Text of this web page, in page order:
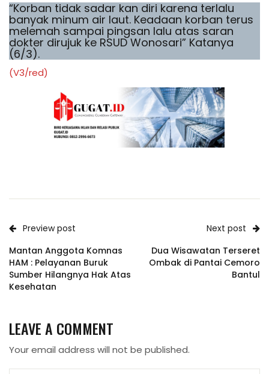
“Korban tidak sadar kan diri karena terlalu
banyak minum air laut. Keadaan korban terus
melemah sampai pingsan lalu atas saran
dokter dirujuk ke RSUD Wonosari” Katanya
(6/3).
(V3/red)
Preview post
Mantan Anggota Komnas
HAM : Pelayanan Buruk
Sumber Hilangnya Hak Atas
Kesehatan
Next post
Dua Wisawatan Terseret
Ombak di Pantai Cemoro
Bantul
LEAVE A COMMENT
Your email address will not be published.